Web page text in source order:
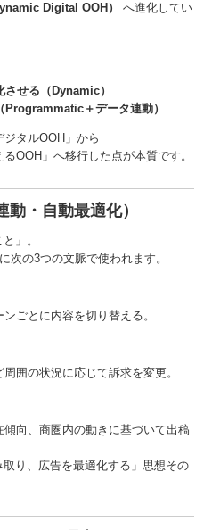
Digital OOH）
へ進化してい
せる（Dynamic）
＋データ連動）
ジタルOOH」から
OOH」へ移行した点が本質です。
・自動最適化）
」。
次の3つの文脈で使われます。
ごとに内容を切り替える。
囲の状況に応じて訴求を変更。
向、商圏内の動きに基づいて出稿
り、広告を最適化する」思想その